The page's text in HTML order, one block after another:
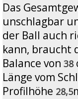
Das
unschlagbar
der Ball auch
kann, braucht
Balance von 38
Länge vom
Profilhöhe 28,5